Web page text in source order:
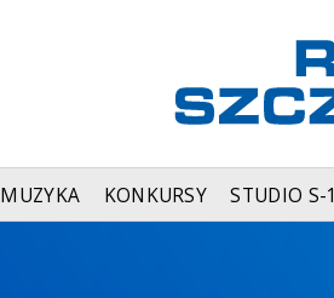
MUZYKA KONKURSY STUDIO S-1